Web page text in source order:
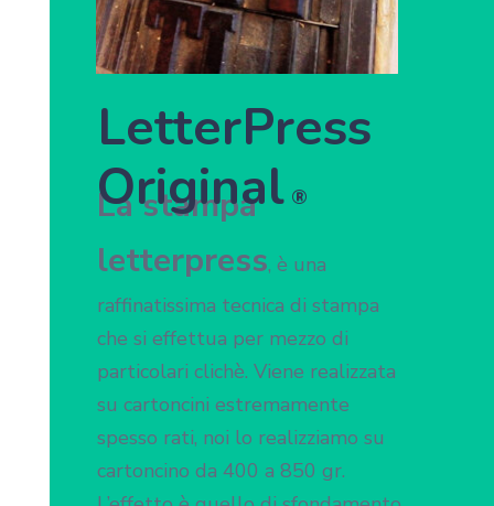
LetterPress
Original ®
La stampa
letterpress, è una
raffinatissima tecnica di stampa
che si effettua per mezzo di
particolari clichè. Viene realizzata
su cartoncini estremamente
spesso rati, noi lo realizziamo su
cartoncino da 400 a 850 gr.